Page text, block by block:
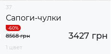
37
Сапоги-чулки
3427 грн
8568 грн
1 цвет